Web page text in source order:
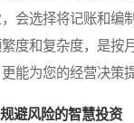
会选择将记账和编
度和复杂度，是按
能为您的经营决策
避风险的智慧投资